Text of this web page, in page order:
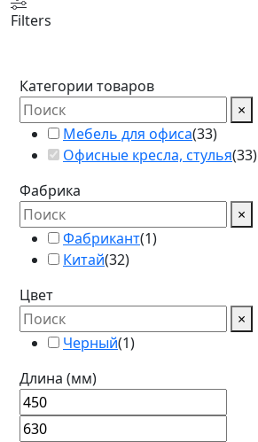
Filters
Категории товаров
×
Мебель для офиса(33)
Офисные кресла, стулья(33)
Фабрика
×
Фабрикант(1)
Китай(32)
Цвет
×
Черный(1)
Длина (мм)